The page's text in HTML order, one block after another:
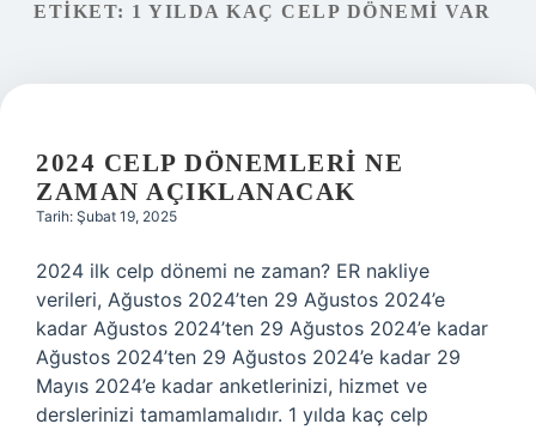
ETIKET: 1 YILDA KAÇ CELP DÖNEMI VAR
2024 CELP DÖNEMLERI NE
ZAMAN AÇIKLANACAK
Tarih: Şubat 19, 2025
2024 ilk celp dönemi ne zaman? ER nakliye
verileri, Ağustos 2024’ten 29 Ağustos 2024’e
kadar Ağustos 2024’ten 29 Ağustos 2024’e kadar
Ağustos 2024’ten 29 Ağustos 2024’e kadar 29
Mayıs 2024’e kadar anketlerinizi, hizmet ve
derslerinizi tamamlamalıdır. 1 yılda kaç celp